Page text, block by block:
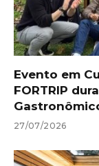
Evento em
FORTRIP
27/07/2026